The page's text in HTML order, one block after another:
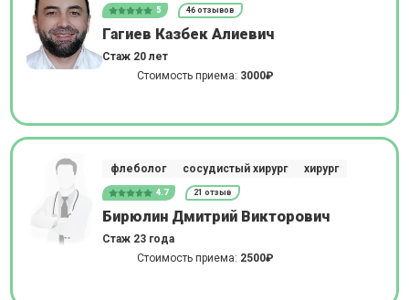
5 46 отзывов
Гагиев Казбек Алиевич
Стаж 20 лет
Стоимость приема: 3000₽
флеболог сосудистый хирург хирург
4.7 21 отзыв
Бирюлин Дмитрий Викторович
Стаж 23 года
Стоимость приема: 2500₽